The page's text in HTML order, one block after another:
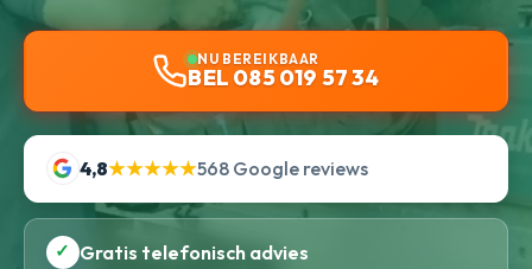
NU BEREIKBAAR
BEL 085 019 57 34
4,8★★★★★568 Google reviews
✓ Gratis telefonisch advies